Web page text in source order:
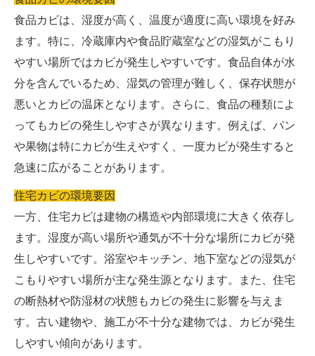
食品カビは、湿度が高く、温度が適度に高い環境を好み
ます。特に、冷蔵庫内や食品貯蔵室などの湿気がこもり
やすい場所ではカビが発生しやすいです。食品自体が水
分を含んでいるため、湿気の管理が難しく、保存状態が
悪いとカビの温床となります。さらに、食品の種類によ
ってもカビの発生しやすさが異なります。例えば、パン
や果物は特にカビが生えやすく、一度カビが発生すると
急速に広がることがあります。
住宅カビの環境要因
一方、住宅カビは建物の構造や内部環境に大きく依存し
ます。湿度が高い場所や通気が不十分な場所にカビが発
生しやすいです。浴室やキッチン、地下室などの湿気が
こもりやすい場所が主な発生源となります。また、住宅
の断熱材や防湿材の状態もカビの発生に影響を与えま
す。古い建物や、施工が不十分な建物では、カビが発生
しやすい傾向があります。